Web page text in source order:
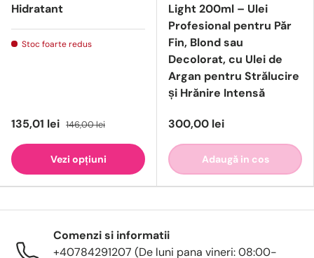
Hidratant
Stoc foarte redus
135,01 lei 146,00 lei
Vezi opțiuni
Light 200ml – Ulei
Profesional pentru Păr
Fin, Blond sau
Decolorat, cu Ulei de
Argan pentru Strălucire
și Hrănire Intensă
300,00 lei
Adaugă in cos
Comenzi si informatii
+40784291207 (De luni pana vineri: 08:00-